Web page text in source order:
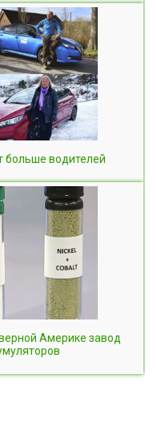
больше водителей
Америке завод